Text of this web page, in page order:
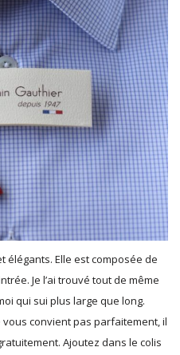
élégants. Elle est composée de
Je l’ai trouvé tout de même
qui sui plus large que long.
convient pas parfaitement, il
Ajoutez dans le colis